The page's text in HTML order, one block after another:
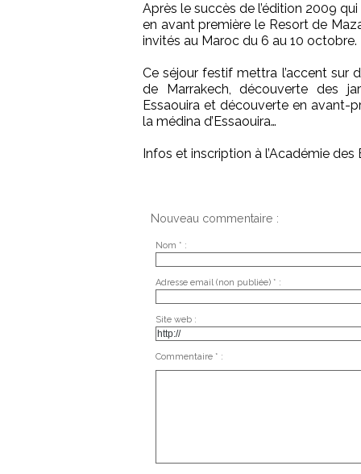
Après le succès de l’édition 2009
en avant première le Resort de
invités au Maroc du 6 au 10 octobre.
Ce séjour festif mettra l’accent sur
de Marrakech, découverte des
Essaouira et découverte en avant-
la médina d’Essaouira…
Infos et inscription à l’Académie
Nouveau commentaire :
Nom * :
Adresse email (non publiée) * :
Site web :
Commentaire * :